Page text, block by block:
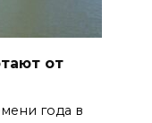
от
года в